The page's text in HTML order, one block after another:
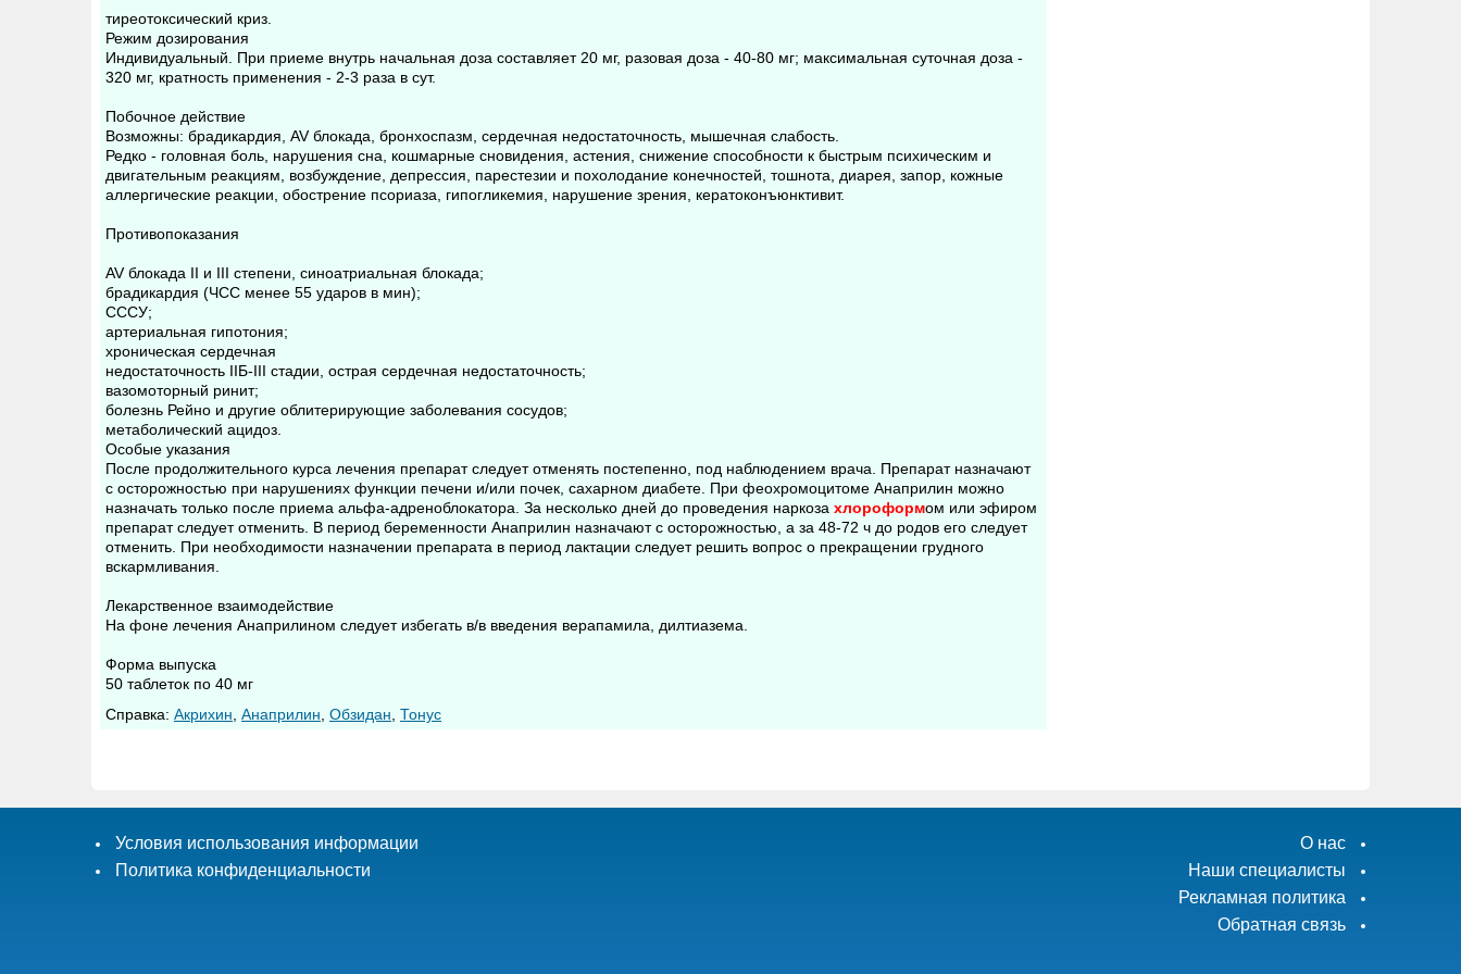
тиреотоксический криз.
Режим дозирования
Индивидуальный. При приеме внутрь начальная доза составляет 20 мг, разовая доза - 40-80 мг; максимальная суточная доза -
320 мг, кратность применения - 2-3 раза в сут.
Побочное действие
Возможны: брадикардия, AV блокада, бронхоспазм, сердечная недостаточность, мышечная слабость.
Редко - головная боль, нарушения сна, кошмарные сновидения, астения, снижение способности к быстрым психическим и
двигательным реакциям, возбуждение, депрессия, парестезии и похолодание конечностей, тошнота, диарея, запор, кожные
аллергические реакции, обострение псориаза, гипогликемия, нарушение зрения, кератоконъюнктивит.
Противопоказания
AV блокада II и III степени, синоатриальная блокада;
брадикардия (ЧСС менее 55 ударов в мин);
СССУ;
артериальная гипотония;
хроническая сердечная
недостаточность IIБ-III стадии, острая сердечная недостаточность;
вазомоторный ринит;
болезнь Рейно и другие облитерирующие заболевания сосудов;
метаболический ацидоз.
Особые указания
После продолжительного курса лечения препарат следует отменять постепенно, под наблюдением врача. Препарат назначают
с осторожностью при нарушениях функции печени и/или почек, сахарном диабете. При феохромоцитоме Анаприлин можно
назначать только после приема альфа-адреноблокатора. За несколько дней до проведения наркоза хлороформом или эфиром
препарат следует отменить. В период беременности Анаприлин назначают с осторожностью, а за 48-72 ч до родов его следует
отменить. При необходимости назначении препарата в период лактации следует решить вопрос о прекращении грудного
вскармливания.
Лекарственное взаимодействие
На фоне лечения Анаприлином следует избегать в/в введения верапамила, дилтиазема.
Форма выпуска
50 таблеток по 40 мг
Cправка: Акрихин Анаприлин Обзидан Тонус
Условия использования информации
Политика конфиденциальности
О нас
Наши специалисты
Рекламная политика
Обратная связь